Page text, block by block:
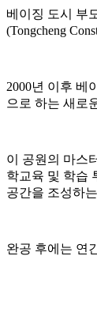
베이징 도시 부
(Tongcheng
2000년 이후 베
으로 하는 새로
이 공원의 마스
학교육 및 학습
공간을 조성하
완공 후에는 연